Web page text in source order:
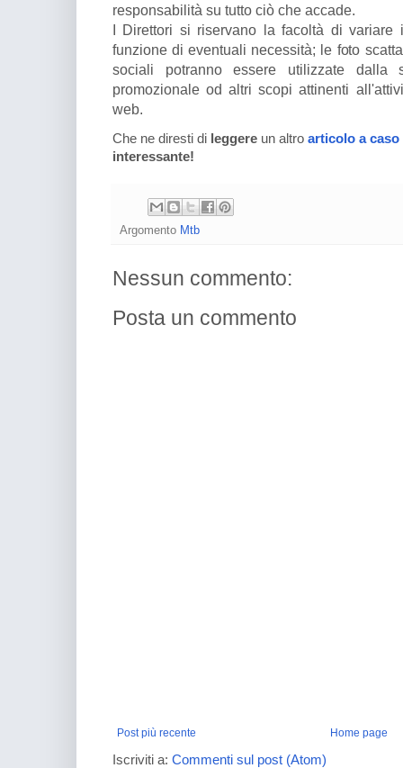
responsabilità su tutto ciò che accade.
I Direttori si riservano la facoltà di variare
funzione di eventuali necessità; le foto
sociali potranno essere utilizzate dalla
promozionale od altri scopi attinenti
web.
Che ne diresti di leggere un altro articolo a caso
interessante!
Argomento Mtb
Nessun commento:
Posta un commento
Post più recente Home page
Iscriviti a: Commenti sul post (Atom)